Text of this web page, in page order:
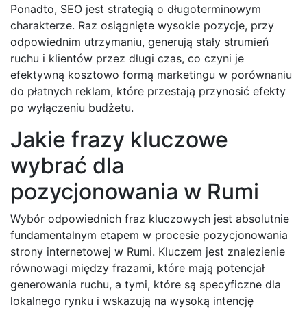
Ponadto, SEO jest strategią o długoterminowym
charakterze. Raz osiągnięte wysokie pozycje, przy
odpowiednim utrzymaniu, generują stały strumień
ruchu i klientów przez długi czas, co czyni je
efektywną kosztowo formą marketingu w porównaniu
do płatnych reklam, które przestają przynosić efekty
po wyłączeniu budżetu.
Jakie frazy kluczowe
wybrać dla
pozycjonowania w Rumi
Wybór odpowiednich fraz kluczowych jest absolutnie
fundamentalnym etapem w procesie pozycjonowania
strony internetowej w Rumi. Kluczem jest znalezienie
równowagi między frazami, które mają potencjał
generowania ruchu, a tymi, które są specyficzne dla
lokalnego rynku i wskazują na wysoką intencję